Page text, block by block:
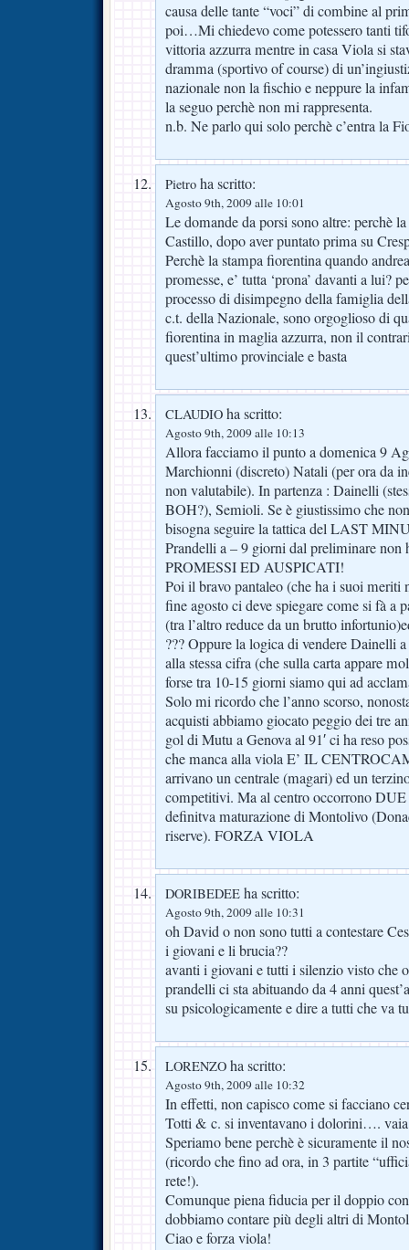
causa delle tante “voci” di combine al
poi…Mi chiedevo come potessero tanti
vittoria azzurra mentre in casa Viola si
dramma (sportivo of course) di
nazionale non la fischio e neppure la
la seguo perchè non mi rappresenta.
n.b. Ne parlo qui solo perchè c’entra la
Pietro ha scritto:
Agosto 9th, 2009 alle 10:01
Le domande da porsi sono altre: perchè
Castillo, dopo aver puntato prima su
Perchè la stampa fiorentina quando
promesse, e’ tutta ‘prona’ davanti a lui?
processo di disimpegno della famiglia
c.t. della Nazionale, sono orgoglioso di
fiorentina in maglia azzurra, non il
quest’ultimo provinciale e basta
CLAUDIO ha scritto:
Agosto 9th, 2009 alle 10:13
Allora facciamo il punto a domenica 9
Marchionni (discreto) Natali (per ora da
non valutabile). In partenza : Dainelli
BOH?), Semioli. Se è giustissimo che
bisogna seguire la tattica del LAST
Prandelli a – 9 giorni dal preliminare non
PROMESSI ED AUSPICATI!
Poi il bravo pantaleo (che ha i suoi
fine agosto ci deve spiegare come si fà a
(tra l’altro reduce da un brutto
??? Oppure la logica di vendere Dainelli
alla stessa cifra (che sulla carta appare
forse tra 10-15 giorni siamo qui ad
Solo mi ricordo che l’anno scorso,
acquisti abbiamo giocato peggio dei tre
gol di Mutu a Genova al 91′ ci ha reso
che manca alla viola E’ IL
arrivano un centrale (magari) ed un
competitivi. Ma al centro occorrono
definitva maturazione di Montolivo
riserve). FORZA VIOLA
DORIBEDEE ha scritto:
Agosto 9th, 2009 alle 10:31
oh David o non sono tutti a contestare
i giovani e li brucia??
avanti i giovani e tutti i silenzio visto che
prandelli ci sta abituando da 4 anni
su psicologicamente e dire a tutti che va
LORENZO ha scritto:
Agosto 9th, 2009 alle 10:32
In effetti, non capisco come si facciano
Totti & c. si inventavano i dolorini….
Speriamo bene perchè è sicuramente il
(ricordo che fino ad ora, in 3 partite
rete!).
Comunque piena fiducia per il doppio
dobbiamo contare più degli altri di
Ciao e forza viola!